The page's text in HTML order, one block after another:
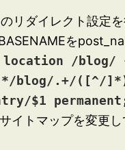
リダイレクト設定
を
location /blog/
blog/.+/([^/
$1
イトマップを変更